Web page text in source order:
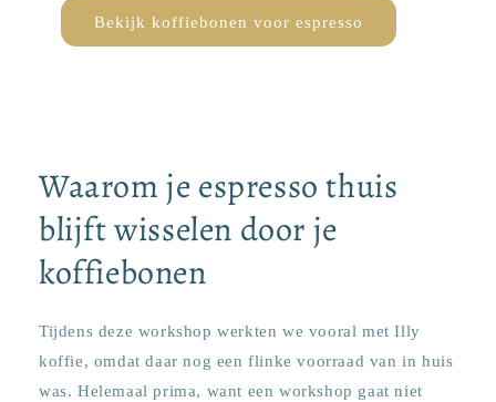
Bekijk koffiebonen voor espresso
Waarom je espresso thuis
blijft wisselen door je
koffiebonen
Tijdens deze workshop werkten we vooral met Illy
koffie, omdat daar nog een flinke voorraad van in huis
was. Helemaal prima, want een workshop gaat niet